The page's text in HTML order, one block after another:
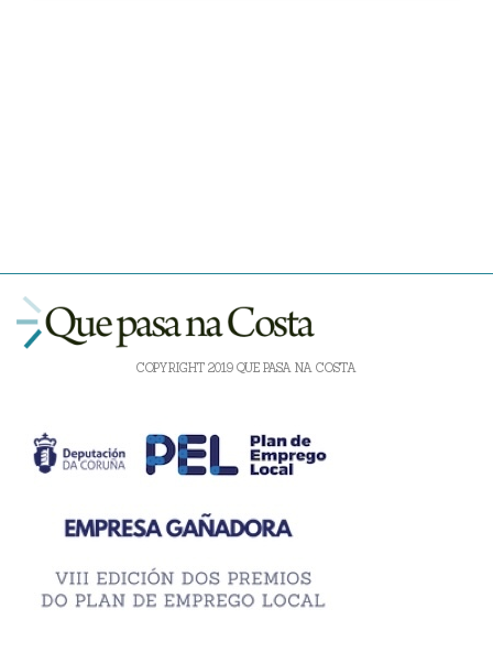
COPYRIGHT 2019 QUE PASA NA COSTA